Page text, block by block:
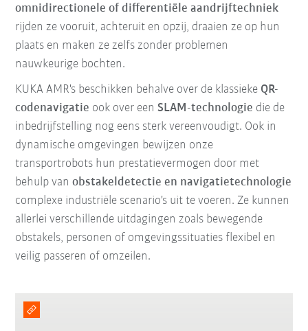
omnidirectionele of differentiële aandrijftechniek
rijden ze vooruit, achteruit en opzij, draaien ze op hun
plaats en maken ze zelfs zonder problemen
nauwkeurige bochten.
KUKA AMR's beschikken behalve over de klassieke QR-
codenavigatie ook over eenSLAM-technologie die de
inbedrijfstelling nog eens sterk vereenvoudigt. Ook in
dynamische omgevingen bewijzen onze
transportrobots hun prestatievermogen door met
behulp vanobstakeldetectie en navigatietechnologie
complexe industriële scenario's uit te voeren. Ze kunnen
allerlei verschillende uitdagingen zoals bewegende
obstakels, personen of omgevingssituaties flexibel en
veilig passeren of omzeilen.